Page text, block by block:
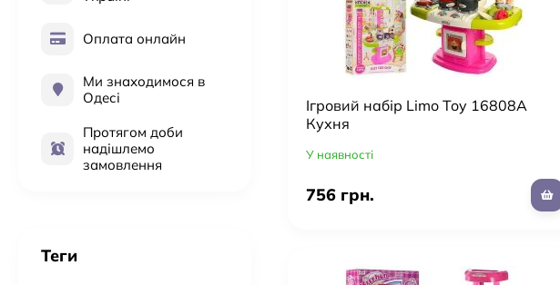
Ігровий набір Limo Toy 16808A
Кухня
У наявності
756 грн.
Оплата онлайн
Ми знаходимося в
Одесі
Протягом доби
надішлемо
замовлення
Теги